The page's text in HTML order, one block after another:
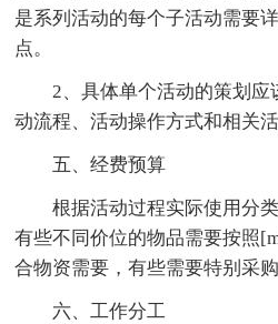
是系列活动的每个子活动需要
点。
2、具体单个活动的策划
动流程、活动操作方式和相关
五、经费预算
根据活动过程实际使用分
有些不同价位的物品需要按照
合物资需要，有些需要特别采购
六、工作分工